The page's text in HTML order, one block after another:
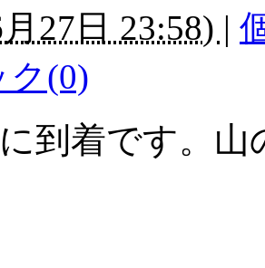
27日 23:58) |
ク(0)
到着です。